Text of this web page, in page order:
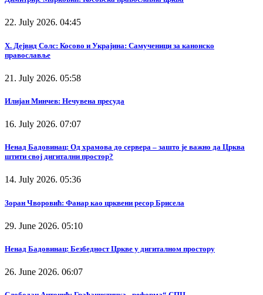
22. July 2026. 04:45
Х. Дејвид Солс: Косово и Украјина: Самученици за канонско
православље
21. July 2026. 05:58
Илијан Минчев: Нечувена пресуда
16. July 2026. 07:07
Ненад Бадовинац: Од храмова до сервера – зашто је важно да Црква
штити свој дигитални простор?
14. July 2026. 05:36
Зоран Чворовић: Фанар као црквени ресор Брисела
29. June 2026. 05:10
Ненад Бадовинац: Безбедност Цркве у дигиталном простору
26. June 2026. 06:07